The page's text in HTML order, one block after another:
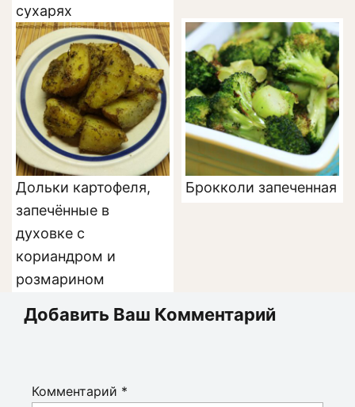
сухарях
Дольки картофеля,
запечённые в
духовке с
кориандром и
розмарином
Брокколи запеченная
Добавить Ваш Комментарий
Комментарий *